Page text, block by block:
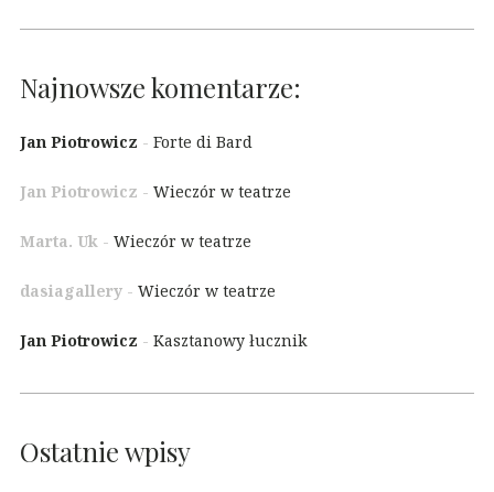
Najnowsze komentarze:
Jan Piotrowicz - Forte di Bard
Jan Piotrowicz - Wieczór w teatrze
Marta. Uk - Wieczór w teatrze
dasiagallery - Wieczór w teatrze
Jan Piotrowicz - Kasztanowy łucznik
Ostatnie wpisy